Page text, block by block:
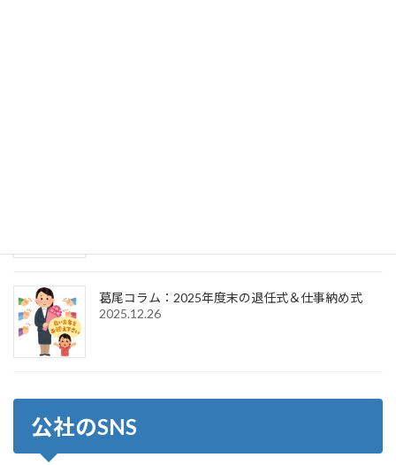
葛尾コラム：2025年度末の退任式＆仕事納め式
2025.12.26
公社のSNS